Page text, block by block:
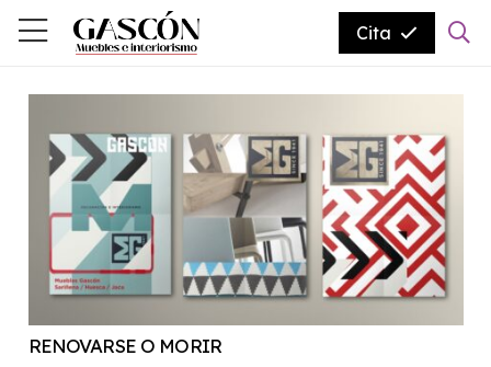
Cita
RENOVARSE O MORIR